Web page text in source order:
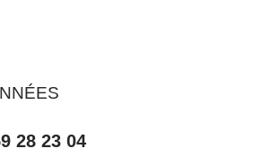
28 23 04